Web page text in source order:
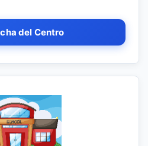
del Centro